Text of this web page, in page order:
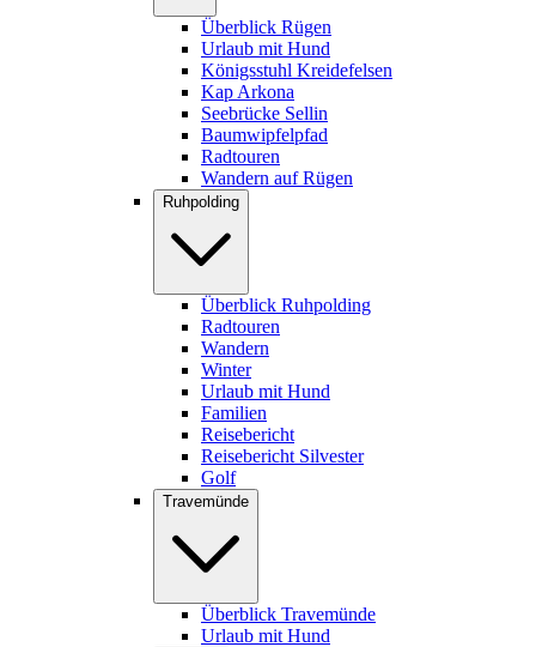
Überblick Rügen
Urlaub mit Hund
Königsstuhl Kreidefelsen
Kap Arkona
Seebrücke Sellin
Baumwipfelpfad
Radtouren
Wandern auf Rügen
Ruhpolding
Überblick Ruhpolding
Radtouren
Wandern
Winter
Urlaub mit Hund
Familien
Reisebericht
Reisebericht Silvester
Golf
Travemünde
Überblick Travemünde
Urlaub mit Hund